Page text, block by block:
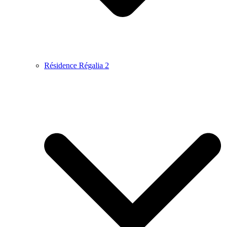
Résidence Régalia 2